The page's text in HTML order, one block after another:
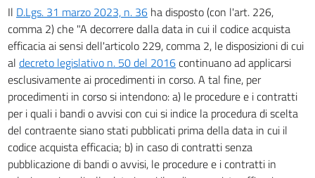
20
TITOLO III
PIANIFICAZIONE PROGRAMMAZIONE E PROGETTAZIONE
21
22
23
24
25
26
Il D.Lgs. 31 marzo 2023, n. 36 ha disposto (con l'art. 226,
comma 2) che "A decorrere dalla data in cui il codice acquista
efficacia ai sensi dell'articolo 229, comma 2, le disposizioni di cui
al decreto legislativo n. 50 del 2016continuano ad applicarsi
esclusivamente ai procedimenti in corso. A tal fine, per
procedimenti in corso si intendono: a) le procedure e i contratti
per i quali i bandi o avvisi con cui si indice la procedura di scelta
del contraente siano stati pubblicati prima della data in cui il
codice acquista efficacia; b) in caso di contratti senza
pubblicazione di bandi o avvisi, le procedure e i contratti in